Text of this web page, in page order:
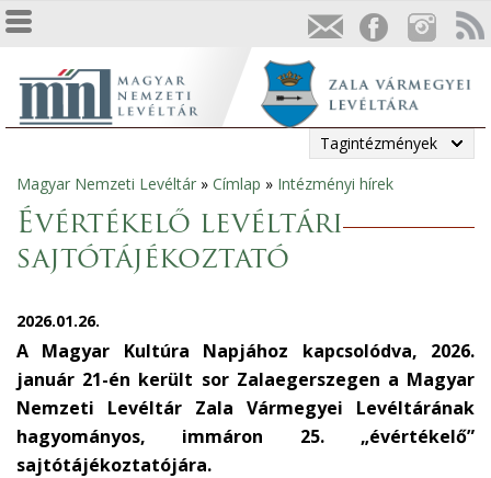
Tagintézmények
Jelenlegi
hely
Magyar Nemzeti Levéltár » Címlap » Intézményi hírek
Évértékelő levéltári
sajtótájékoztató
2026.01.26.
A Magyar Kultúra Napjához kapcsolódva, 2026.
január 21-én került sor Zalaegerszegen a Magyar
Nemzeti Levéltár Zala Vármegyei Levéltárának
hagyományos, immáron 25. „évértékelő”
sajtótájékoztatójára.